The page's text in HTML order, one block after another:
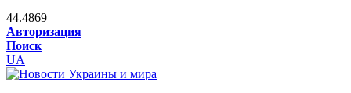
44.4869
Авторизация
Поиск
UA